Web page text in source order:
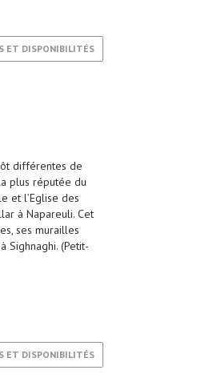
ET DISPONIBILITÉS
différentes de
plus réputée du
et l’Eglise des
à Napareuli. Cet
ses murailles
Sighnaghi. (Petit-
ET DISPONIBILITÉS